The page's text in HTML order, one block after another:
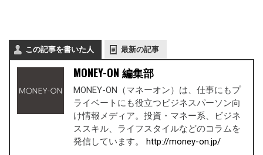
この記事を書いた人 最新の記事
MONEY-ON 編集部
MONEY-ON（マネーオン）は、仕事にもプ
ライベートにも役立つビジネスパーソン向
け情報メディア。投資・マネー系、ビジネ
ススキル、ライフスタイルなどのコラムを
発信しています。 http://money-on.jp/